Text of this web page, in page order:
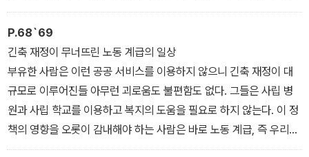
다 출세하라면서 계급 재생산의 길을 끊어내려 한 아버지들은 이전에
도 많이 있었을 것이다. 하지만 최근 그들이 하는 말에는 “이제 우리
가 하는 일은 없어질 것이다”라는 궁지에 몰릴 대로 몰린 현실감이 있
었다.
P.68`69
긴축 재정이 무너뜨린 노동 계급의 일상
부유한 사람은 이런 공공 서비스를 이용하지 않으니 긴축 재정이 대
규모로 이루어진들 아무런 괴로움도 불편함도 없다. 그들은 사립 병
원과 사립 학교를 이용하고 복지의 도움을 필요로 하지 않는다. 이 정
책의 영향을 오롯이 감내해야 하는 사람은 바로 노동 계급, 즉 우리다.
(…) 마지막 보루라고 여겼던 도서관마저 폐쇄되었다. 정말로 정부는